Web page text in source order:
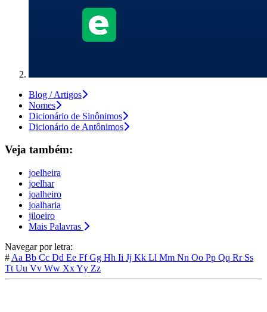
Blog / Artigos
Nomes
Dicionário de Sinônimos
Dicionário de Antônimos
Veja também:
joelheira
joelhar
joalheiro
joalharia
jiloeiro
Mais Palavras
Navegar por letra:
# Aa Bb Cc Dd Ee FfGg Hh Ii Jj Kk Ll Mm Nn Oo Pp Qq Rr Ss
Tt Uu Vv Ww XxYy Zz